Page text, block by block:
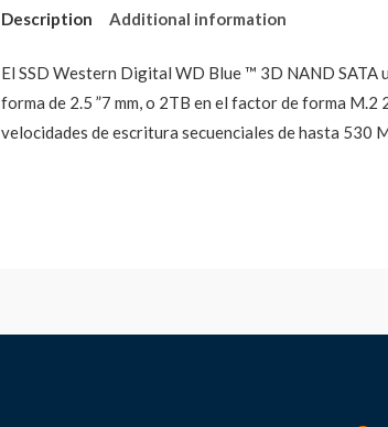
Description Additional information
El SSD Western Digital WD Blue ™ 3D NAND
forma de 2.5 ”7 mm, o 2TB en el factor de forma
velocidades de escritura secuenciales de hasta 530